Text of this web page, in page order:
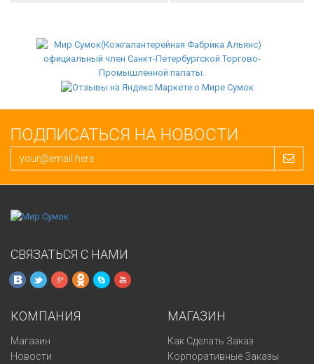
ПОДПИСАТЬСЯ НА НОВОСТИ
СВЯЗАТЬСЯ С НАМИ
КОМПАНИЯ
Магазин
Новости
МАГАЗИН
Как Сделать Заказ
Корпоративные Заказы